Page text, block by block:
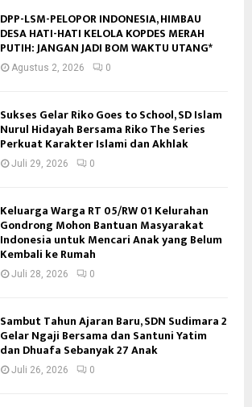
DPP-LSM-PELOPOR INDONESIA, HIMBAU
DESA HATI-HATI KELOLA KOPDES MERAH
PUTIH: JANGAN JADI BOM WAKTU UTANG*
Agustus 2, 2026 0
Sukses Gelar Riko Goes to School, SD Islam
Nurul Hidayah Bersama Riko The Series
Perkuat Karakter Islami dan Akhlak
Juli 29, 2026 0
Keluarga Warga RT 05/RW 01 Kelurahan
Gondrong Mohon Bantuan Masyarakat
Indonesia untuk Mencari Anak yang Belum
Kembali ke Rumah
Juli 28, 2026 0
Sambut Tahun Ajaran Baru, SDN Sudimara 2
Gelar Ngaji Bersama dan Santuni Yatim
dan Dhuafa Sebanyak 27 Anak
Juli 26, 2026 0